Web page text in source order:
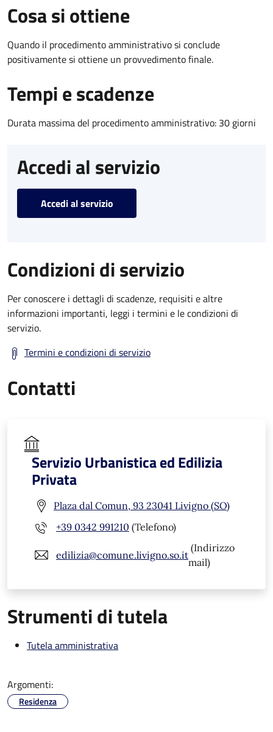
Cosa si ottiene
Quando il procedimento amministrativo si conclude
positivamente si ottiene un provvedimento finale.
Tempi e scadenze
Durata massima del procedimento amministrativo: 30 giorni
Accedi al servizio
Accedi al servizio
Condizioni di servizio
Per conoscere i dettagli di scadenze, requisiti e altre
informazioni importanti, leggi i termini e le condizioni di
servizio.
Termini e condizioni di servizio
Contatti
Servizio Urbanistica ed Edilizia
Privata
Plaza dal Comun, 93 23041 Livigno (SO)
+39 0342 991210 (Telefono)
edilizia@comune.livigno.so.it
(Indirizzo
mail)
Strumenti di tutela
Tutela amministrativa
Argomenti:
Residenza